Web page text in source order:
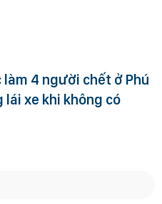
4 người chết ở Phú
lái xe khi không có